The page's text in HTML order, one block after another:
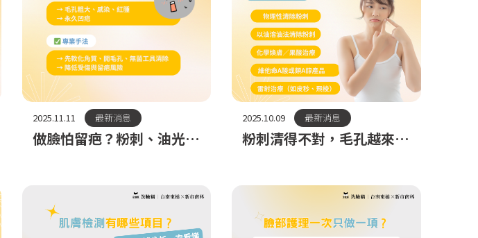
2025.11.11 最新消息
做臉怕留疤？粉刺、油光、
2025.10.09 最新消息
粉刺清得不對，毛孔越來越
次告訴你！